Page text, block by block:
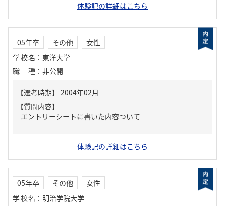
体験記の詳細はこちら
05年卒 その他
女性
学校名 ： 東洋大学
職種 ： 非公開
【質問内容】
エントリーシートに書いた内容ついて
体験記の詳細はこちら
05年卒 その他
女性
学校名 ： 明治学院大学